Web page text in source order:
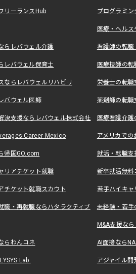
リーランスHub プログラミ
医療・ヘル
らレバウェル介護 看護師の転
レバウェル保育士 医療技師の
ならレバウェルリハビリ 栄養士の転
バウェル医師 薬剤師の転
決支援ならレバウェル株式会社 医療看護介
Career Mexico アメリカで
帰国GO.com 就活・転職
リアチケット就職 新卒就活無料
チケット就職スカウト 若手ハイキ
職・再就職ならハタラクティブ 未経験・若手
M&A支援な
らわんコネ AI面接なら
Lab. アジャイル